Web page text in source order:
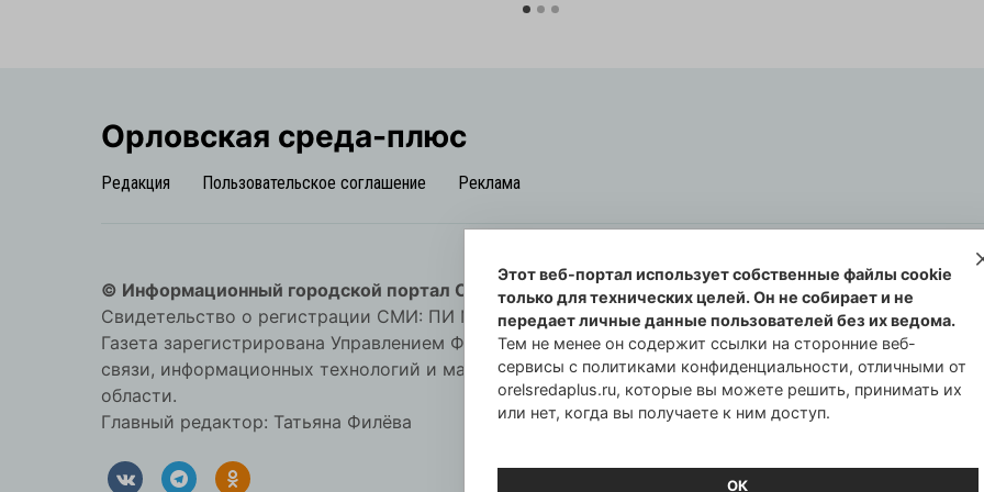
Орловская cреда-плюс
Редакция Пользовательское соглашение Реклама
© Информационный городской портал Орловская cреда-плюс, 2021-2026
Свидетельство о регистрации СМИ: ПИ №57-00254 от 29 октября 2013 г.
Газета зарегистрирована Управлением Федеральной службы по надзору в сфере
связи, информационных технологий и массовых коммуникаций по Орловской
области.
Главный редактор: Татьяна Филёва
Этот веб-портал использует собственные файлы cookie
только для технических целей. Он не собирает и не
передает личные данные пользователей без их ведома.
Тем не менее он содержит ссылки на сторонние веб-
сервисы с политиками конфиденциальности, отличными от
orelsredaplus.ru, которые вы можете решить, принимать их
или нет, когда вы получаете к ним доступ.
ОК